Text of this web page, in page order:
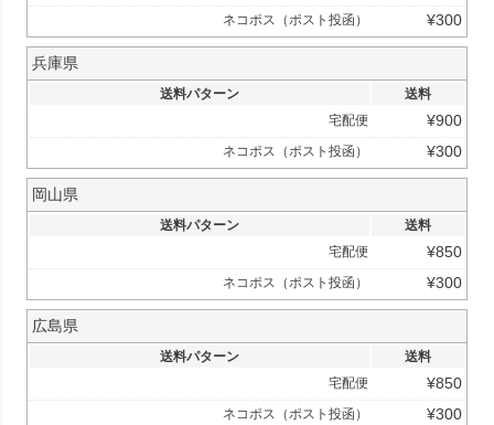
ネコポス（ポスト投函） ¥300
兵庫県
送料パターン
送料
宅配便
¥900
ネコポス（ポスト投函） ¥300
岡山県
送料パターン
送料
宅配便
¥850
ネコポス（ポスト投函） ¥300
広島県
送料パターン
送料
宅配便
¥850
ネコポス（ポスト投函） ¥300